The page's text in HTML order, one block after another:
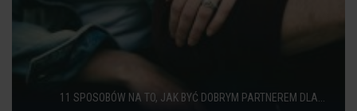
11 SPOSOBÓW NA TO, JAK BYĆ DOBRYM PARTNEREM DLA...